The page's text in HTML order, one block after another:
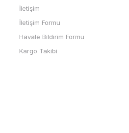
İletişim
İletişim Formu
Havale Bildirim Formu
Kargo Takibi